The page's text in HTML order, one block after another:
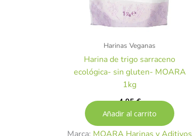
Harinas Veganas
Harina de trigo sarraceno
ecológica- sin gluten- MOARA
1kg
4,95€
Añadir al carrito